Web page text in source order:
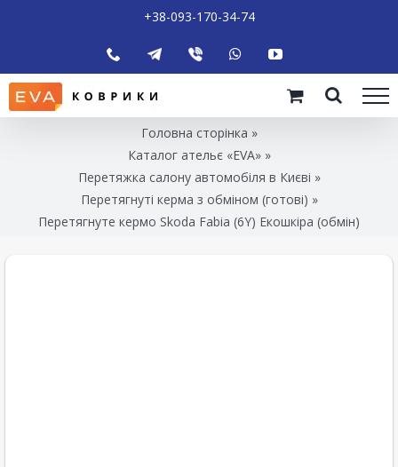
+38-093-170-34-74
Головна сторінка »
Каталог ательє «EVA»»
Перетяжка салону автомобіля в Києві »
Перетягнуті керма з обміном (готові) »
Перетягнуте кермо Skoda Fabia (6Y) Екошкіра (обмін)